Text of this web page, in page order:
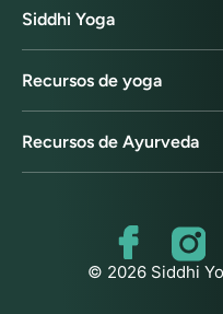
Siddhi Yoga
Recursos de yoga
Recursos de Ayurveda
© 2026 Siddhi